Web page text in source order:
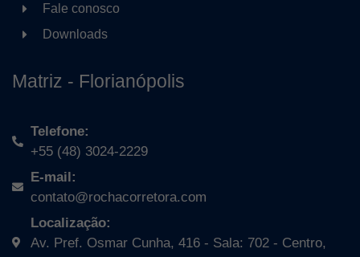
Fale conosco
Downloads
Matriz - Florianópolis
Telefone:
+55 (48) 3024-2229
E-mail:
contato@rochacorretora.com
Localização:
Av. Pref. Osmar Cunha, 416 - Sala: 702 - Centro,